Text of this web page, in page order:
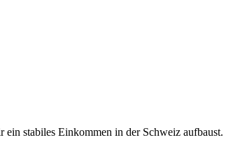
stabiles Einkommen in der Schweiz aufbaust.